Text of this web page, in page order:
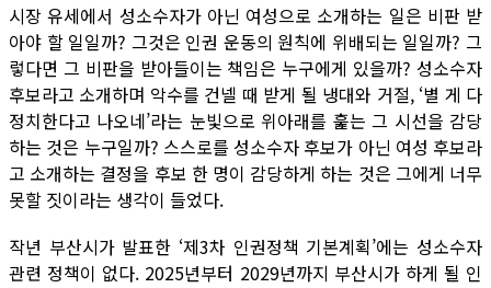
시장 유세에서 성소수자가 아닌 여성으로 소개하는 일은 비판 받
아야 할 일일까? 그것은 인권 운동의 원칙에 위배되는 일일까? 그
렇다면 그 비판을 받아들이는 책임은 누구에게 있을까? 성소수자
후보라고 소개하며 악수를 건넬 때 받게 될 냉대와 거절, ‘별 게 다
정치한다고 나오네’라는 눈빛으로 위아래를 훑는 그 시선을 감당
하는 것은 누구일까? 스스로를 성소수자 후보가 아닌 여성 후보라
고 소개하는 결정을 후보 한 명이 감당하게 하는 것은 그에게 너무
못할 짓이라는 생각이 들었다.
작년 부산시가 발표한 ‘제3차 인권정책 기본계획’에는 성소수자
관련 정책이 없다. 2025년부터 2029년까지 부산시가 하게 될 인